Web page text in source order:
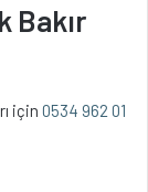
Bakır
için 0534 962 01